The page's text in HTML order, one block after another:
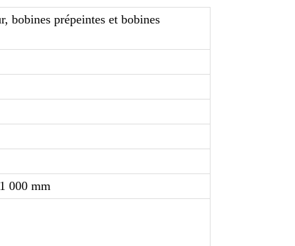
bobines prépeintes et bobines
000 mm